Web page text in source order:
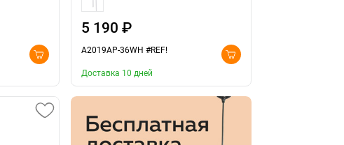
5 190 ₽
A2019AP-36WH #REF!
Доставка 10 дней